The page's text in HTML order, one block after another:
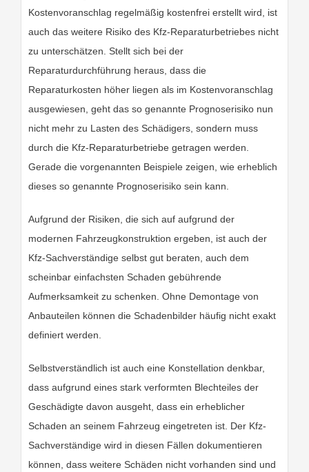
Kostenvoranschlag regelmäßig kostenfrei erstellt wird, ist
auch das weitere Risiko des Kfz-Reparaturbetriebes nicht
zu unterschätzen. Stellt sich bei der
Reparaturdurchführung heraus, dass die
Reparaturkosten höher liegen als im Kostenvoranschlag
ausgewiesen, geht das so genannte Prognoserisiko nun
nicht mehr zu Lasten des Schädigers, sondern muss
durch die Kfz-Reparaturbetriebe getragen werden.
Gerade die vorgenannten Beispiele zeigen, wie erheblich
dieses so genannte Prognoserisiko sein kann.
Aufgrund der Risiken, die sich auf aufgrund der
modernen Fahrzeugkonstruktion ergeben, ist auch der
Kfz-Sachverständige selbst gut beraten, auch dem
scheinbar einfachsten Schaden gebührende
Aufmerksamkeit zu schenken. Ohne Demontage von
Anbauteilen können die Schadenbilder häufig nicht exakt
definiert werden.
Selbstverständlich ist auch eine Konstellation denkbar,
dass aufgrund eines stark verformten Blechteiles der
Geschädigte davon ausgeht, dass ein erheblicher
Schaden an seinem Fahrzeug eingetreten ist. Der Kfz-
Sachverständige wird in diesen Fällen dokumentieren
können, dass weitere Schäden nicht vorhanden sind und